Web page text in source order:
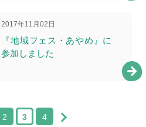
2017年11月02日
『地域フェス・あやめ』に
参加しました
2 3 4